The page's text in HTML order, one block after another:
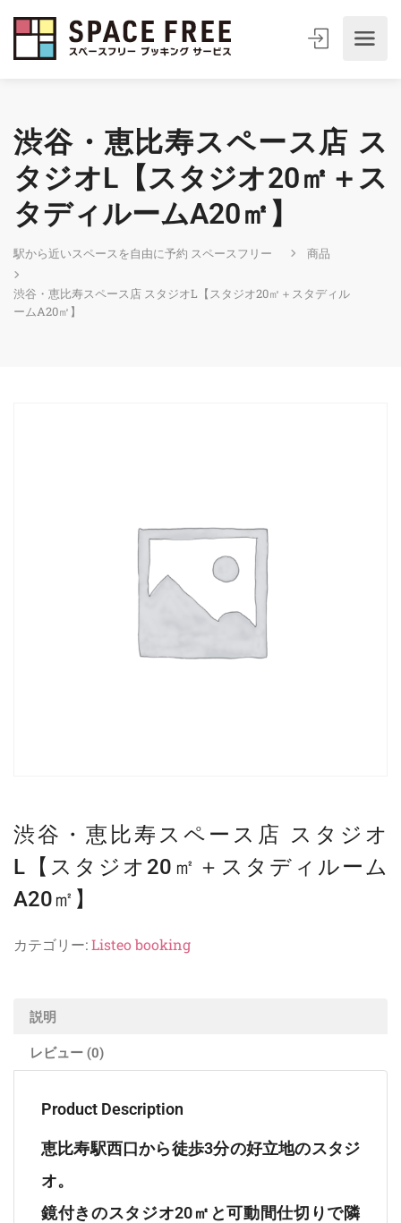
渋谷・恵比寿スペース店 ス
タジオL【スタジオ20㎡＋ス
タディルームA20㎡】
駅から近いスペースを自由に予約 スペースフリー 商品
渋谷・恵比寿スペース店 スタジオL【スタジオ20㎡＋スタディル
ームA20㎡】
渋谷・恵比寿スペース店 スタジオ
L【スタジオ20㎡＋スタディルーム
A20㎡】
カテゴリー:Listeo booking
説明
レビュー (0)
Product Description
恵比寿駅西口から徒歩3分の好立地のスタジ
オ。
鏡付きのスタジオ20㎡と可動間仕切りで隣